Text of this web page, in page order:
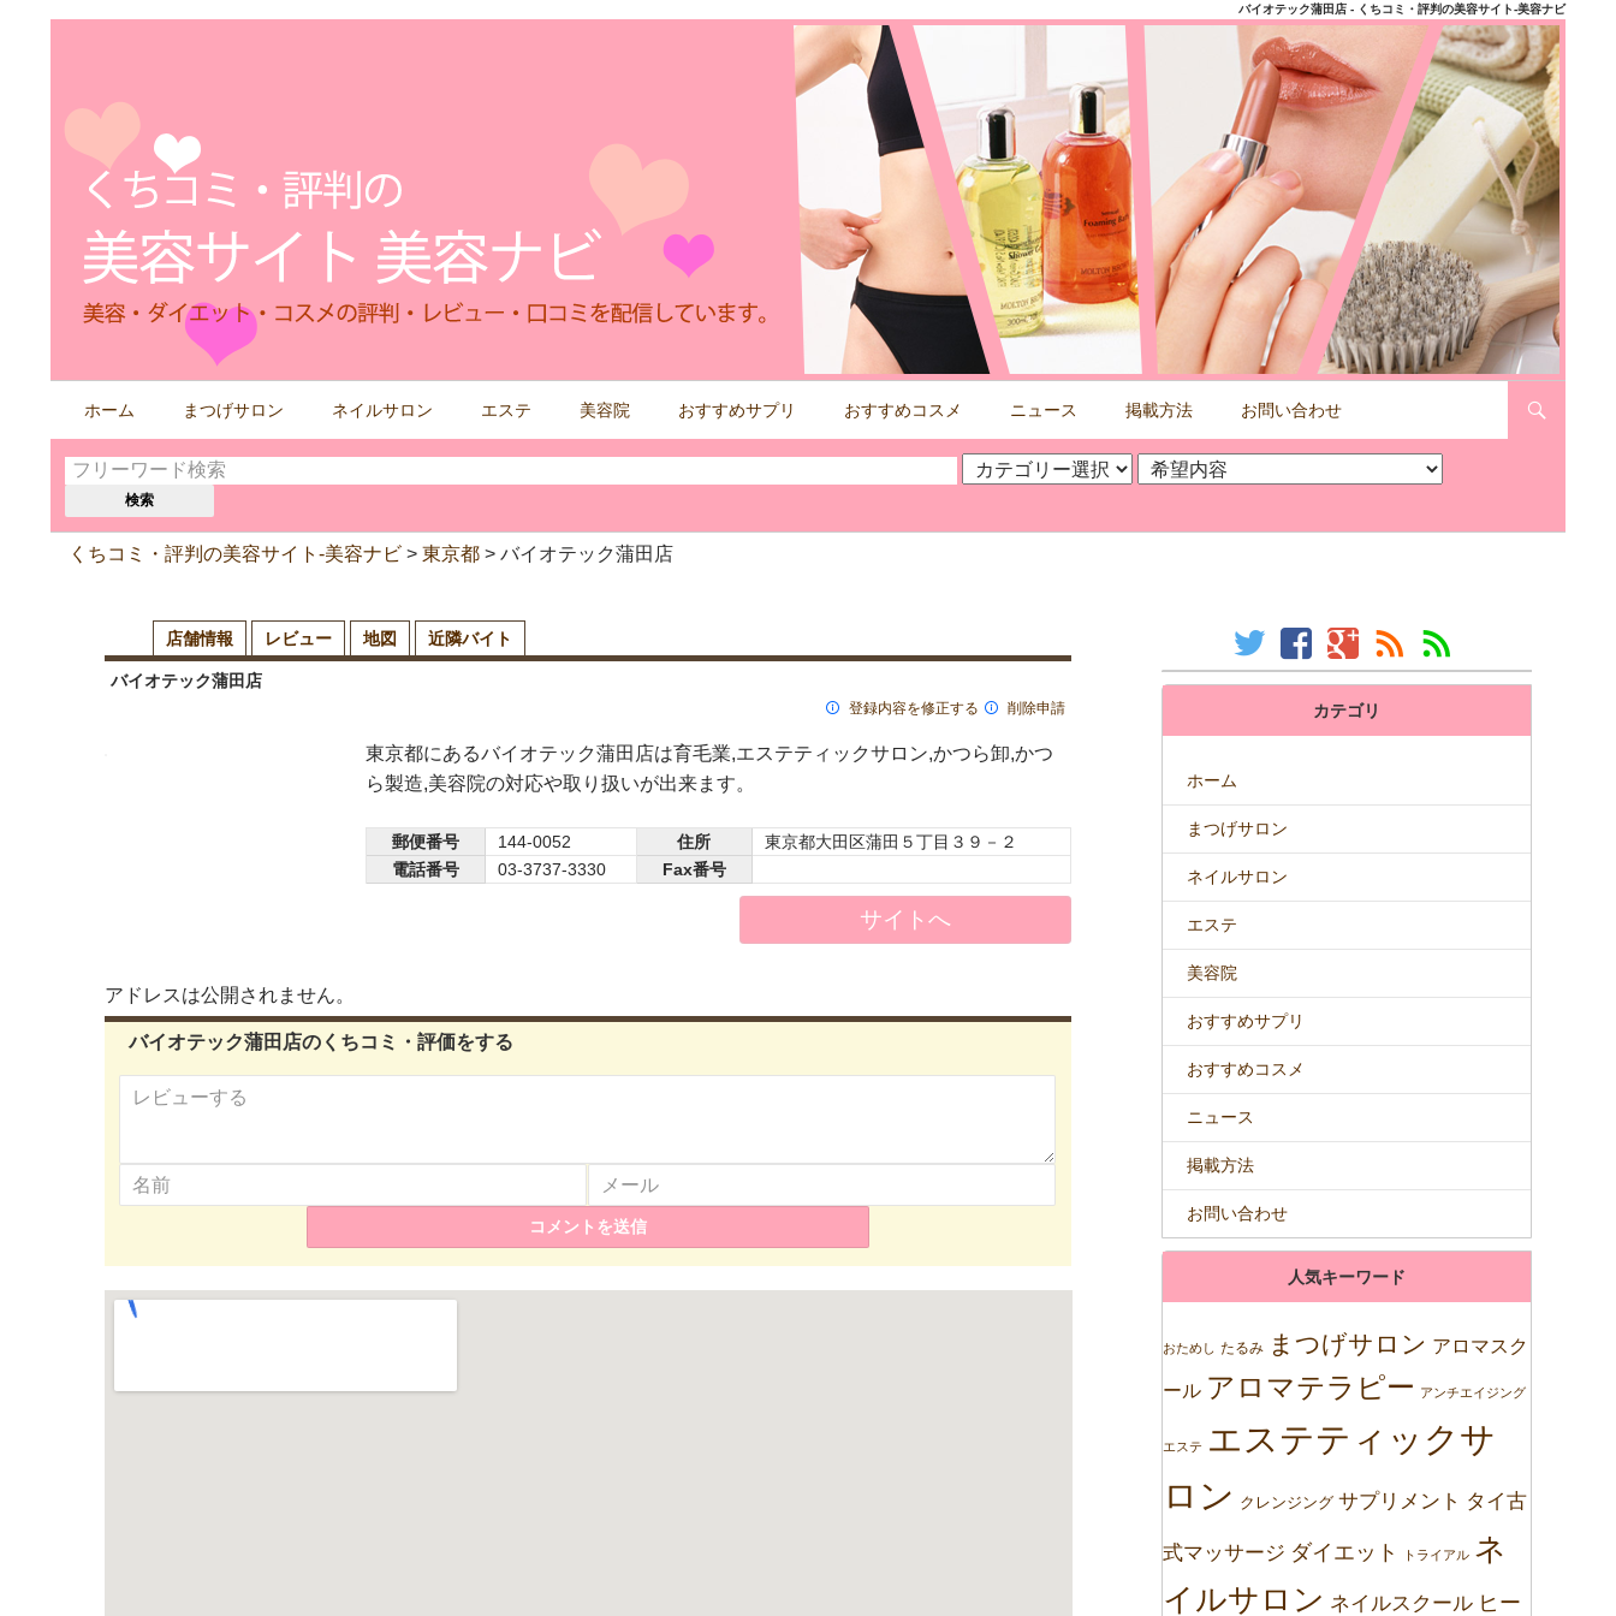
バイオテック蒲田店 - くちコミ・評判の美容サイト-美容ナビ
す
る
ホーム まつげサロン ネイルサロン エステ 美容院 おすすめサプリ おすすめコスメ ニュース 掲載方法 お問い合わせ
くちコミ・評判の美容サイト-美容ナビ > 東京都 > バイオテック蒲田店
店舗情報 レビュー 地図 近隣バイト
バイオテック蒲田店
登録内容を修正する 削除申請
東京都にあるバイオテック蒲田店は育毛業,エステティックサロン,かつら卸,かつ
ら製造,美容院の対応や取り扱いが出来ます。
郵便番号 144-0052 住所
東京都大田区蒲田５丁目３９－２
電話番号
03-3737-3330 Fax番号
サイトへ
アドレスは公開されません。
バイオテック蒲田店のくちコミ・評価をする
カテゴリ
ホーム
まつげサロン
ネイルサロン
エステ
美容院
おすすめサプリ
おすすめコスメ
ニュース
掲載方法
お問い合わせ
人気キーワード
おためし たるみ まつげサロン アロマスク
ール アロマテラピー アンチエイジング
エステ エステティックサ
ロン クレンジング サプリメント タイ古
式マッサージ ダイエット トライアル ネ
イルサロン ネイルスクール ヒー